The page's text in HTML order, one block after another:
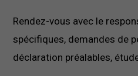
Rendez-vous avec le
spécifiques, demandes de
déclaration préalables,